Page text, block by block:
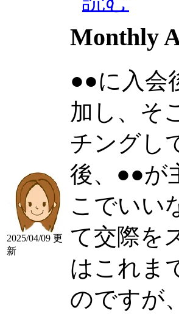
2025/04/09 更
新
Monthly
●●に入会
加し、そ
チングし
後、●●が
こでいい
て交際を
はこれま
のですが